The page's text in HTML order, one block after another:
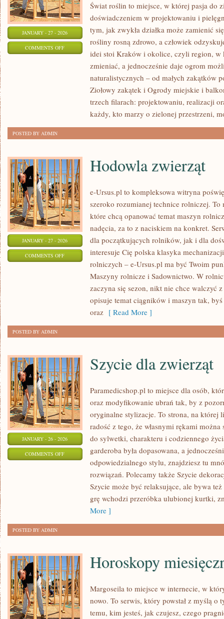
JANUARY - 27 - 2026
COMMENTS OFFON
Świat roślin to miejsce, w której pasja do
doświadczeniem w projektowaniu i
tym, jak zwykła działka może zamienić
rośliny rosną zdrowo, a człowiek
idei stoi Kraków i okolice, czyli region, w
zmieniać, a jednocześnie daje ogrom
naturalistycznych – od małych zakątków
Ziołowy zakątek i Ogrody miejskie i
trzech filarach: projektowaniu, realizacji
każdy, kto marzy o zielonej przestrzeni,
POSTED BY ADMIN
JANUARY - 27 - 2026
COMMENTS OFFON
Hodowla zwierząt
e-Ursus.pl to kompleksowa witryna
szeroko rozumianej technice rolniczej. To
które chcą opanować temat maszyn
nadęcia, za to z naciskiem na konkret.
dla początkujących rolników, jak i dla
interesuje Cię polska klasyka
rolniczych – e-Ursus.pl ma być Twoim
Maszyny rolnicze i Sadownictwo. W
zaczyna się sezon, nikt nie chce walczyć
opisuje temat ciągników i maszyn tak,
oraz [ Read More ]
POSTED BY ADMIN
JANUARY - 26 - 2026
COMMENTS OFFON
Szycie dla zwierząt
Paramedicshop.pl to miejsce dla osób,
oraz modyfikowanie ubrań tak, by z
oryginalne stylizacje. To strona, na której
radość z tego, że własnymi rękami
do sylwetki, charakteru i codziennego
garderoba była dopasowana, a
odpowiedzialnego stylu, znajdziesz tu
rozwiązań. Polecamy także Szycie
Szycie może być relaksujące, ale bywa
grę wchodzi przeróbka ulubionej kurtki,
More ]
POSTED BY ADMIN
Horoskopy
Margoseila to miejsce w internecie, w
nowo. To serwis, który powstał z myślą o
temu, kim jesteś, jak czujesz, czego